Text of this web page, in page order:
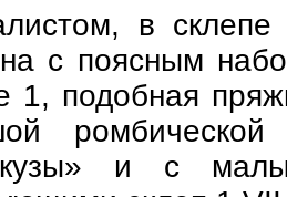
в
с поясным
1, подобная
и с